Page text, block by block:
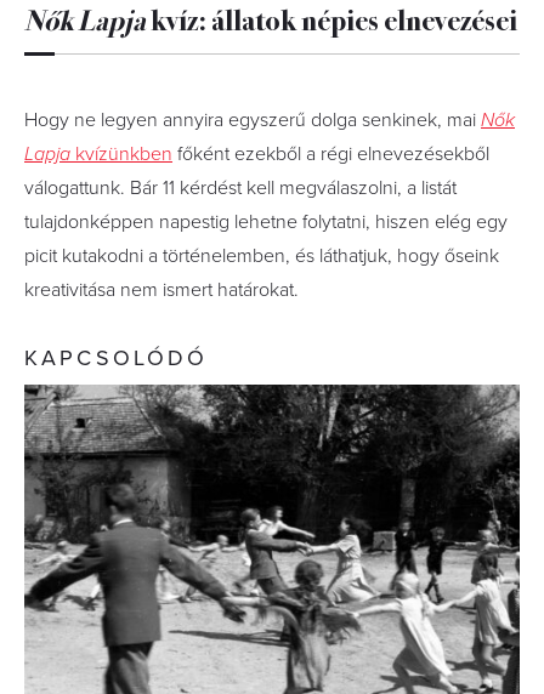
Nők Lapjakvíz: állatok népies elnevezései
Hogy ne legyen annyira egyszerű dolga senkinek, mai Nők
Lapja kvízünkben főként ezekből a régi elnevezésekből
válogattunk. Bár 11 kérdést kell megválaszolni, a listát
tulajdonképpen napestig lehetne folytatni, hiszen elég egy
picit kutakodni a történelemben, és láthatjuk, hogy őseink
kreativitása nem ismert határokat.
KAPCSOLÓDÓ